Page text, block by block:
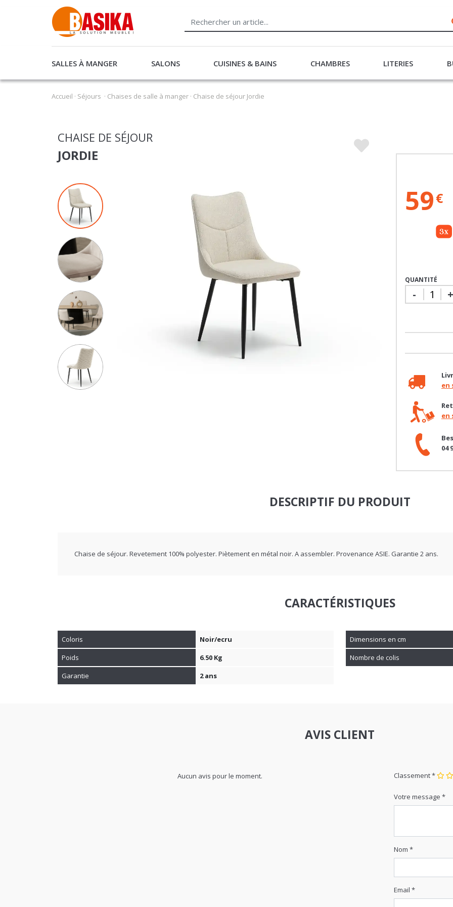
SALLES À MANGER SALONS CUISINES & BAINS CHAMBRES LITERIES
Accueil · Séjours · Chaises de salle à manger · Chaise de séjour Jordie
CHAISE DE SÉJOUR
JORDIE
59€
QUANTITÉ
- +
en
en
04
DESCRIPTIF DU PRODUIT
Chaise de séjour. Revetement 100% polyester. Piètement en métal noir. A assembler. Provenance ASIE. Garantie 2 ans.
CARACTÉRISTIQUES
Coloris
Noir/ecru
Poids
6.50 Kg
Garantie
2 ans
Dimensions en cm
Nombre de colis
AVIS CLIENT
Aucun avis pour le moment. Classement *
Votre message *
Nom *
Email *